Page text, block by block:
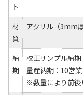
ト
材
質
アクリル（3mm厚
納
期
校正サンプル納
量産納期：10営
※数量により前後